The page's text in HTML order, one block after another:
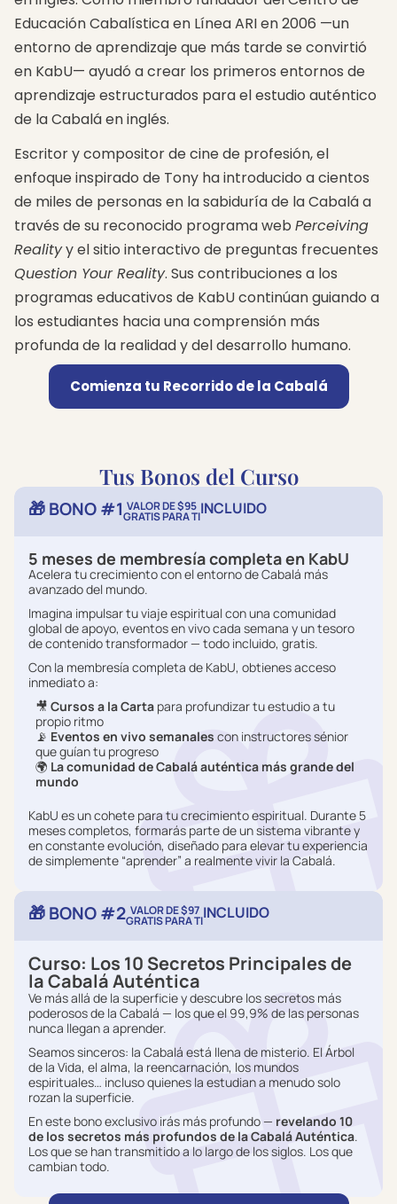
nuestra
vida.
Cabalá se
relaciona
con la
paz
mundial
y la
corrección
del
Educación Cabalística en Línea ARI en 2006 —un
entorno de aprendizaje que más tarde se convirtió
en KabU— ayudó a crear los primeros entornos de
aprendizaje estructurados para el estudio auténtico
de la Cabalá en inglés.
Escritor y compositor de cine de profesión, el
enfoque inspirado de Tony ha introducido a cientos
de miles de personas en la sabiduría de la Cabalá a
través de su reconocido programa web Perceiving
Realityy el sitio interactivo de preguntas frecuentes
Question Your Reality. Sus contribuciones a los
programas educativos de KabU continúan guiando a
los estudiantes hacia una comprensión más
profunda de la realidad y del desarrollo humano.
Comienza tu Recorrido de la Cabalá
Tus Bonos del Curso
🎁 BONO #1 VALOR DE $95
GRATIS PARA TIINCLUIDO
5 meses de membresía completa en KabU
Acelera tu crecimiento con el entorno de Cabalá más
avanzado del mundo.
Imagina impulsar tu viaje espiritual con una comunidad
global de apoyo, eventos en vivo cada semana y un tesoro
de contenido transformador — todo incluido, gratis.
Con la membresía completa de KabU, obtienes acceso
inmediato a:
🎥 Cursos a la Carta para profundizar tu estudio a tu
propio ritmo
📡 Eventos en vivo semanales con instructores sénior
que guían tu progreso
🌍 La comunidad de Cabalá auténtica más grande del
mundo
KabU es un cohete para tu crecimiento espiritual. Durante 5
meses completos, formarás parte de un sistema vibrante y
en constante evolución, diseñado para elevar tu experiencia
de simplemente “aprender” a realmente vivir la Cabalá.
🎁 BONO #2 VALOR DE $97
GRATIS PARA TIINCLUIDO
Curso: Los 10 Secretos Principales de
la Cabalá Auténtica
Ve más allá de la superficie y descubre los secretos más
poderosos de la Cabalá — los que el 99,9% de las personas
nunca llegan a aprender.
Seamos sinceros: la Cabalá está llena de misterio. El Árbol
de la Vida, el alma, la reencarnación, los mundos
espirituales… incluso quienes la estudian a menudo solo
rozan la superficie.
En este bono exclusivo irás más profundo — revelando 10
de los secretos más profundos de la Cabalá Auténtica.
Los que se han transmitido a lo largo de los siglos. Los que
cambian todo.